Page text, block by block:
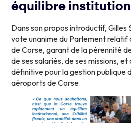
équilibre
Dans son propos introductif, Gilles
vote unanime du Parlement relatif
de Corse, garant de la pérennité
de ses salariés, de ses missions,
définitive pour la gestion publique
aéroports de Corse.